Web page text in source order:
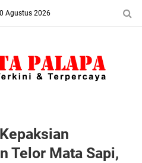
Agustus 2026
Telor Mata Sapi,